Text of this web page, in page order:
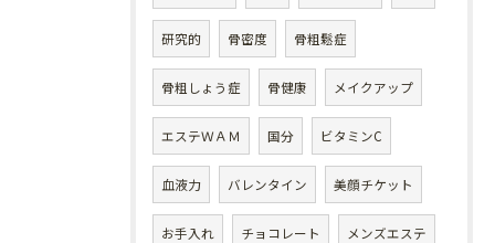
研究的 骨密度 骨粗鬆症
骨粗しょう症 骨健康 メイクアップ
エステＷＡＭ 国分 ビタミンC
血液力 バレンタイン 美顔チケット
お手入れ チョコレート メンズエステ